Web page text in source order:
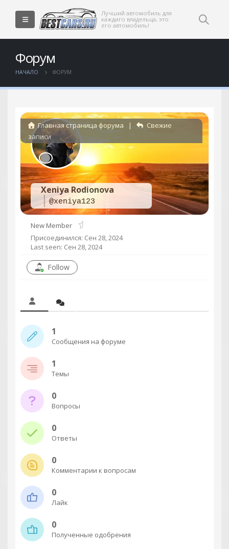
Лучший автомобиль для
каждиго владельца, это
его автомобиль!
Форум
НАЧАЛО ФОРУМ
Xeniya Rodionova
@xeniya123
Главная страница форума |
Свежие
записи
New Member
Присоединился: Сен 28, 2024
Last seen: Сен 28, 2024
Follow
1
Сообщения на форуме
1
Темы
0
Вопросы
0
Ответы
0
Комментарии к вопросам
0
Лайк
0
Полученные одобрения